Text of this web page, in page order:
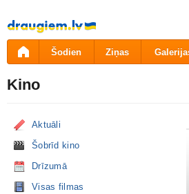
Pāriet
uz
saturu
Šodien Ziņas
Kino
Aktuāli
Šobrīd kino
Drīzumā
Visas filmas